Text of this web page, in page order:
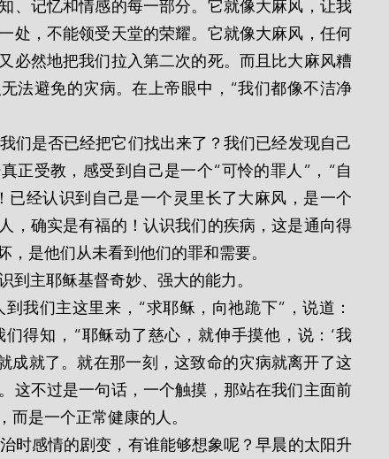
、记忆和情感的每一部分。它就像大麻风，让我
处，不能领受天堂的荣耀。它就像大麻风，任何
必然地把我们拉入第二次的死。而且比大麻风糟
法避免的灾病。在上帝眼中，“我们都像不洁净
正受教，感受到自己是一个“可怜的罪人”，“自
已经认识到自己是一个灵里长了大麻风，是一个
，确实是有福的！认识我们的疾病，这是通向得
是他们从未看到他们的罪和需要。
识到主耶稣基督奇妙、强大的能力。
得知，“耶稣动了慈心，就伸手摸他，说：‘我
成就了。就在那一刻，这致命的灾病就离开了这
这不过是一句话，一个触摸，那站在我们主面前
是一个正常健康的人。